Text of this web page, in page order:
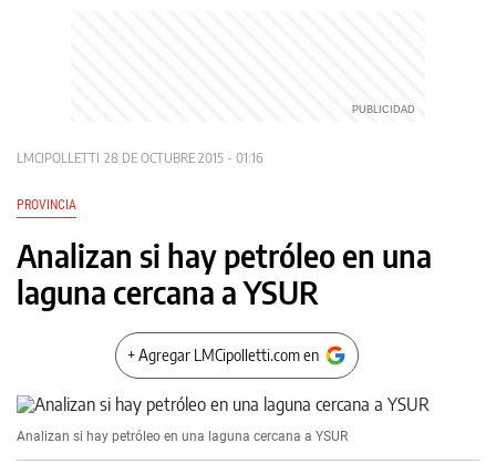
LMCIPOLLETTI 28 DE OCTUBRE 2015 - 01:16
PROVINCIA
Analizan si hay petróleo en una
laguna cercana a YSUR
+ Agregar LMCipolletti.com en
Analizan si hay petróleo en una laguna cercana a YSUR